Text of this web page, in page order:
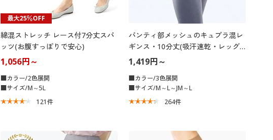
最大25％OFF
綿混ストレッチ レース付7分丈スパ
ッツ(お腹すっぽりで安心)
1,056円～
■カラー/2色展開
■サイズ/M～5L
121件
パンティ部メッシュのキュプラ混レ
ギンス・10分丈(吸汗速乾・レッグ
部:UVカット率97%以上)
1,419円～
■カラー/3色展開
■サイズ/M～L～JM～L
264件